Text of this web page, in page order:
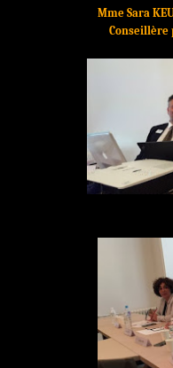
Mme Sara
Conseillère